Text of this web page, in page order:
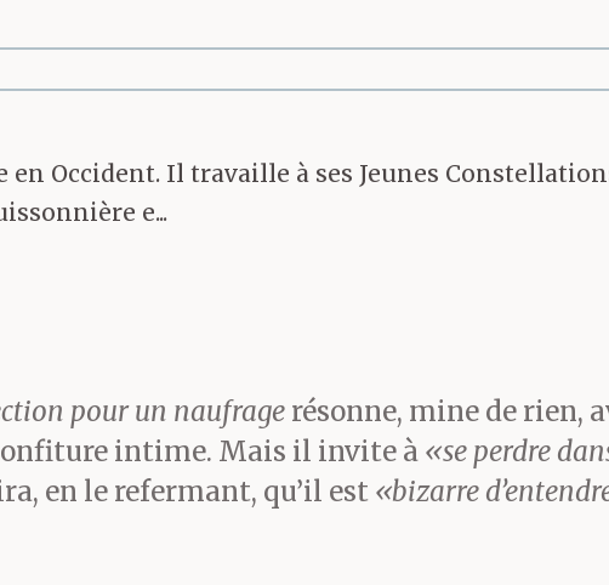
à Jaffa, j’ai entendu
Moi dès que j’ai
— ils sont tous
me promettent, une fois
en Occident. Il travaille à ses Jeunes
e...
pour un naufrage résonne, mine de rien,
intime. Mais il invite à «se perdre
en le refermant, qu’il est «bizarre